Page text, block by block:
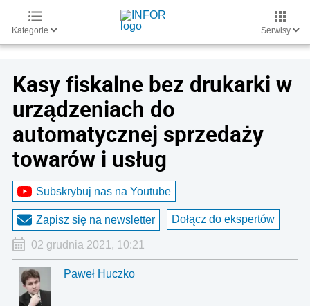
Kategorie Serwisy
Kasy fiskalne bez drukarki w
urządzeniach do
automatycznej sprzedaży
towarów i usług
Subskrybuj nas na Youtube
Zapisz się na newsletter Dołącz do ekspertów
02 grudnia 2021, 10:21
Paweł Huczko